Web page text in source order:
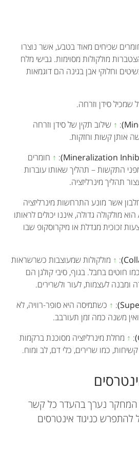
שכיחים מאוד בטבע, אשר נוצרו
מולקולות מסוימות. גבישי מלח
וחלוקי אבן בגינה הם דוגמאות
שמכיל סידן וזרחה.
:
↑ שילוב תקין של סידן וזרחה
אותן קשות וחזקות.
:
↑ חומרים
התקשות – תהליך שאותו עוברות
תהליך מינרליזציה.
אשר מונע התרחשות מינרליזציה
בדם. אף על פי שפטואין-A הוא מולקולה גדולה, איננו יכולים לראותו
זכוכית מגדלת או מיקרוסקופ שבו
:
↑ מולקולות שמעוצבות כשרשראות
חוטים בחבל. בגוף, סיבי קולגן הם
ומבנה לעצמות, לעור ולשרירים.
:
↑ כשתמיסה היא סופר-רוויה, לא
משנה כמה זמן תעורבב.
:
↑ מחלת מינרליזציה מסוכנת ברקמות
כמו שרירים, כלי דם, לב ומוח.
המחקר נערך בהעדר כל קשר
להתפרש כניגוד אינטרסים